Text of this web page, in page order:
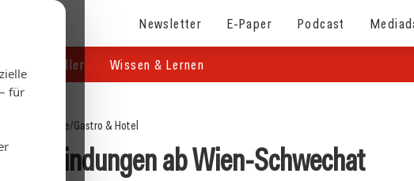
für
Newsletter E-Paper Podcast
& Hersteller Wissen & Lernen
Startseite/Gastro & Hotel
ab Wien-Schwechat